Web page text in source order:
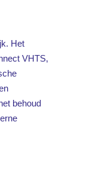
Het
VHTS,
behoud